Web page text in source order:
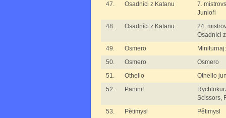
47.
Osadníci z Katanu
7.
Junioři
48.
Osadníci z Katanu
24.
Osadníci
49.
Osmero
50.
Osmero
Osmero
51.
Othello
Othello
52.
Panini!
Scissors,
53.
Pětimysl
Pětimysl